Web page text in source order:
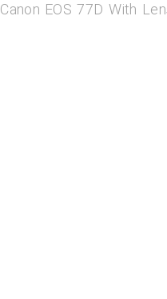
Canon EOS 77D With